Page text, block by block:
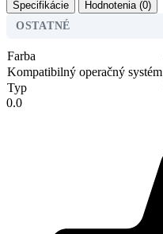
Špecifikácie
Hodnotenia (0)
OSTATNÉ
Farba
Kompatibilný operačný systém
Typ
0.0